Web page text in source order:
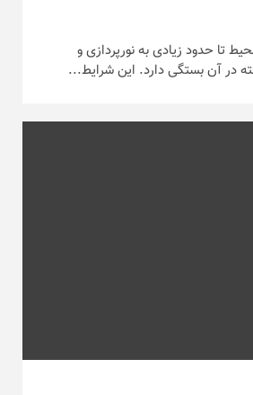
تا حدود زیادی به نورپردازی و
در آن بستگی دارد. این شرایط...